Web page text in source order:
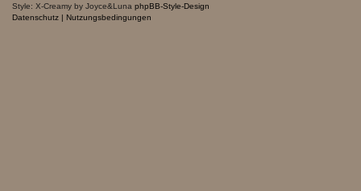
Style: X-Creamy by Joyce&Luna phpBB-Style-Design
Datenschutz | Nutzungsbedingungen